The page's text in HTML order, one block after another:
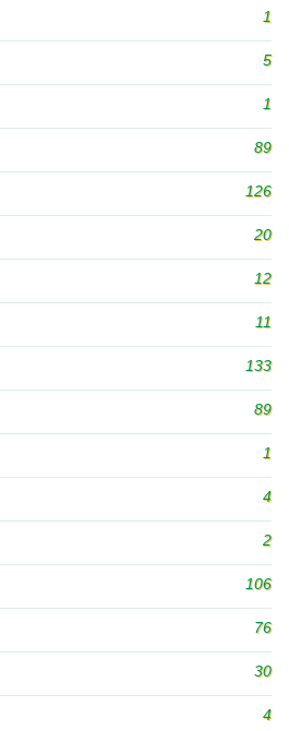
1
5
1
89
126
20
12
11
133
89
1
4
2
106
76
30
4